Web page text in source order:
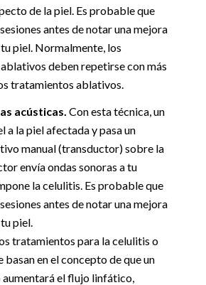
de la piel. Es probable que
antes de notar una mejora
piel. Normalmente, los
deben repetirse con más
tratamientos ablativos.
acústicas. Con esta técnica, un
a la piel afectada y pasa un
manual (transductor) sobre la
envía ondas sonoras a tu
la celulitis. Es probable que
antes de notar una mejora
piel.
tratamientos para la celulitis o
basan en el concepto de que un
el flujo linfático,